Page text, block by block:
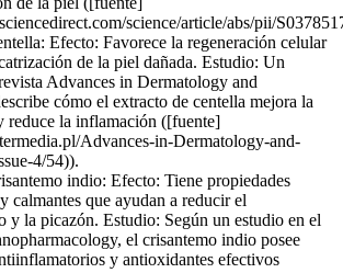
science/article/abs/pii/
Efecto: Favorece la regeneración celular
de la piel dañada. Estudio: Un
Advances in Dermatology and
cómo el extracto de centella mejora la
reduce la inflamación ([fuente]
Advances-in-Dermatology-and-
4/54)).
indio: Efecto: Tiene propiedades
calmantes que ayudan a reducir el
y la picazón. Estudio: Según un estudio en el
el crisantemo indio posee
y antioxidantes efectivos